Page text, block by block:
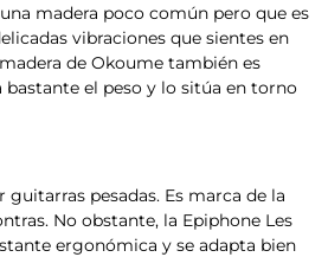
madera poco común pero que es
vibraciones que sientes en
de Okoume también es
bastante el peso y lo sitúa en torno
guitarras pesadas. Es marca de la
No obstante, la Epiphone Les
ergonómica y se adapta bien